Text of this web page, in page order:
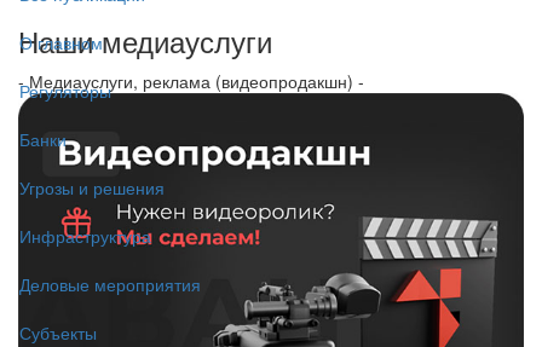
О главном
Регуляторы
Банки
Угрозы и решения
Инфраструктура
Деловые мероприятия
Субъекты
Наши медиауслуги
- Медиауслуги, реклама (видеопродакшн) -